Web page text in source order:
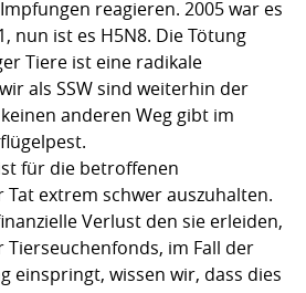
reagieren. 2005 war es
nun ist es H5N8. Die Tötung
Tiere ist eine radikale
als SSW sind weiterhin der
anderen Weg gibt im
für die betroffenen
extrem schwer auszuhalten.
Verlust den sie erleiden,
Tierseuchenfonds, im Fall der
einspringt, wissen wir, dass dies